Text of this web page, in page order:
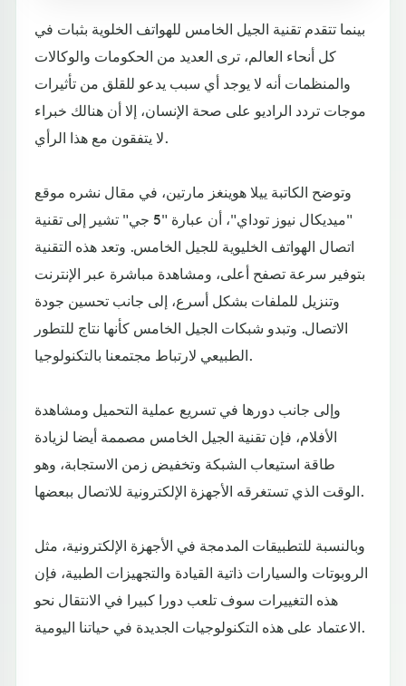
بينما تتقدم تقنية الجيل الخامس للهواتف الخلوية بثبات في
كل أنحاء العالم، ترى العديد من الحكومات والوكالات
والمنظمات أنه لا يوجد أي سبب يدعو للقلق من تأثيرات
موجات تردد الراديو على صحة الإنسان، إلا أن هنالك خبراء
لا يتفقون مع هذا الرأي.
وتوضح الكاتبة ييلا هوينغز مارتين، في مقال نشره موقع
"ميديكال نيوز توداي"، أن عبارة "5 جي" تشير إلى تقنية
اتصال الهواتف الخليوية للجيل الخامس. وتعد هذه التقنية
بتوفير سرعة تصفح أعلى، ومشاهدة مباشرة عبر الإنترنت
وتنزيل للملفات بشكل أسرع، إلى جانب تحسين جودة
الاتصال. وتبدو شبكات الجيل الخامس كأنها نتاج للتطور
الطبيعي لارتباط مجتمعنا بالتكنولوجيا.
وإلى جانب دورها في تسريع عملية التحميل ومشاهدة
الأفلام، فإن تقنية الجيل الخامس مصممة أيضا لزيادة
طاقة استيعاب الشبكة وتخفيض زمن الاستجابة، وهو
الوقت الذي تستغرقه الأجهزة الإلكترونية للاتصال ببعضها.
وبالنسبة للتطبيقات المدمجة في الأجهزة الإلكترونية، مثل
الروبوتات والسيارات ذاتية القيادة والتجهيزات الطبية، فإن
هذه التغييرات سوف تلعب دورا كبيرا في الانتقال نحو
الاعتماد على هذه التكنولوجيات الجديدة في حياتنا اليومية.